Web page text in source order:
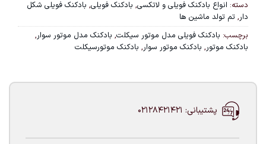
دسته: انواع بادکنک فویلی و لاتکسی, بادکنک فویلی, بادکنک فویلی شکل
دار, تم تولد ماشین ها
برچسب: بادکنک فویلی مدل موتور سیکلت, بادکنک مدل موتور سوار,
بادکنک موتور, بادکنک موتور سوار, بادکنک موتورسیکلت
پشتیبانی: 02128421421